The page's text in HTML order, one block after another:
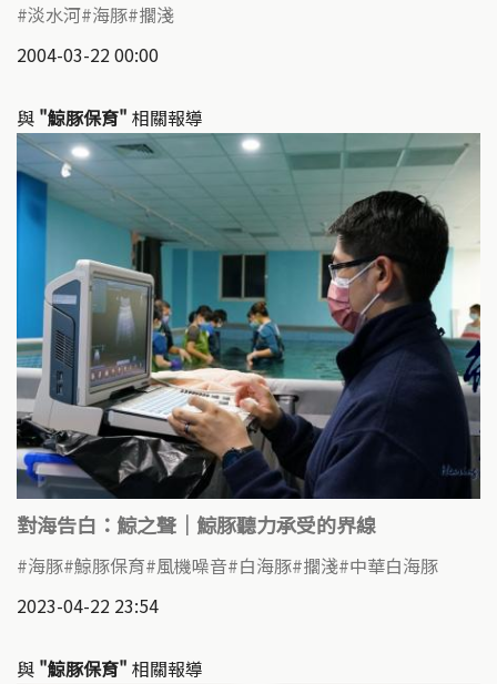
淡水河 海豚 擱淺
2004-03-22 00:00
與 "鯨豚保育" 相關報導
對海告白：鯨之聲｜鯨豚聽力承受的界線
海豚 鯨豚保育 風機噪音 白海豚 擱淺 中華白海豚
2023-04-22 23:54
與 "鯨豚保育" 相關報導